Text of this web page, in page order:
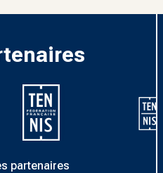
partenaires